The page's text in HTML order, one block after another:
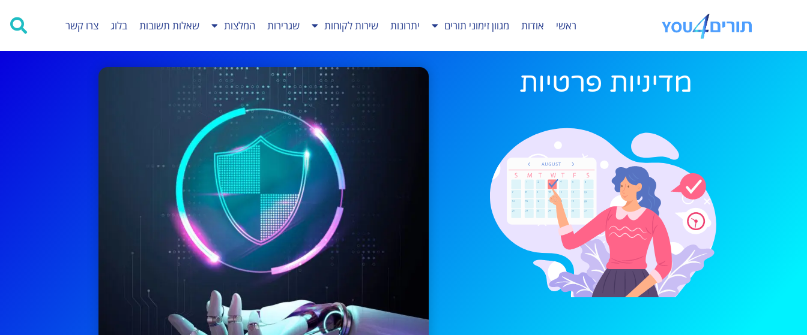
ראשי אודות מגוון זימוני תורים יתרונות שירות לקוחות שגרירות המלצות שאלות תשובות בלוג צרו קשר
מדיניות פרטיות